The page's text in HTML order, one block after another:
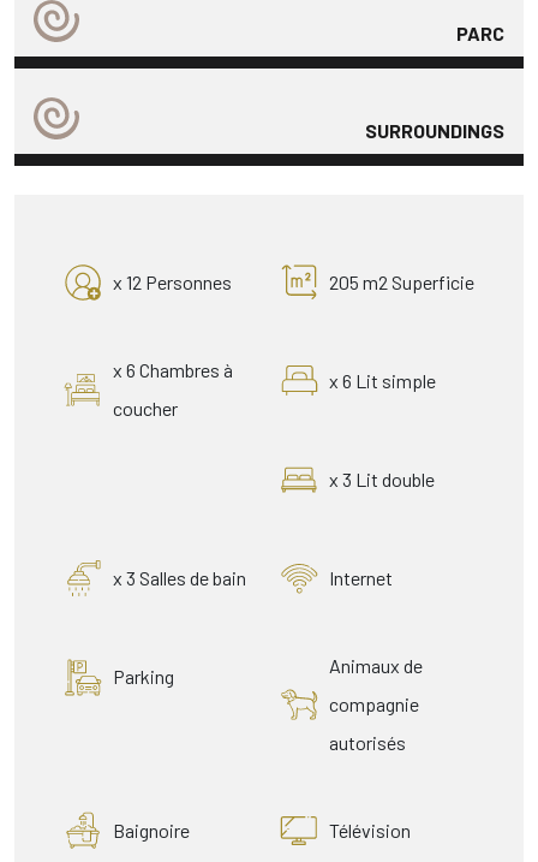
PARC
SURROUNDINGS
x 12 Personnes 205 m2 Superficie
x 6 Chambres à
coucher
x 6 Lit simple
x 3 Lit double
x 3 Salles de bain Internet
Parking
Animaux de
compagnie
autorisés
Baignoire Télévision